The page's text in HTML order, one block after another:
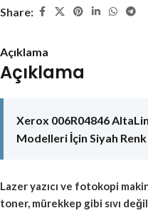
Share:
Açıklama
Açıklama
Xerox 006R04846
Modelleri İçin Siyah
Lazer yazıcı ve fotokopi
toner, mürekkep gibi sıvı